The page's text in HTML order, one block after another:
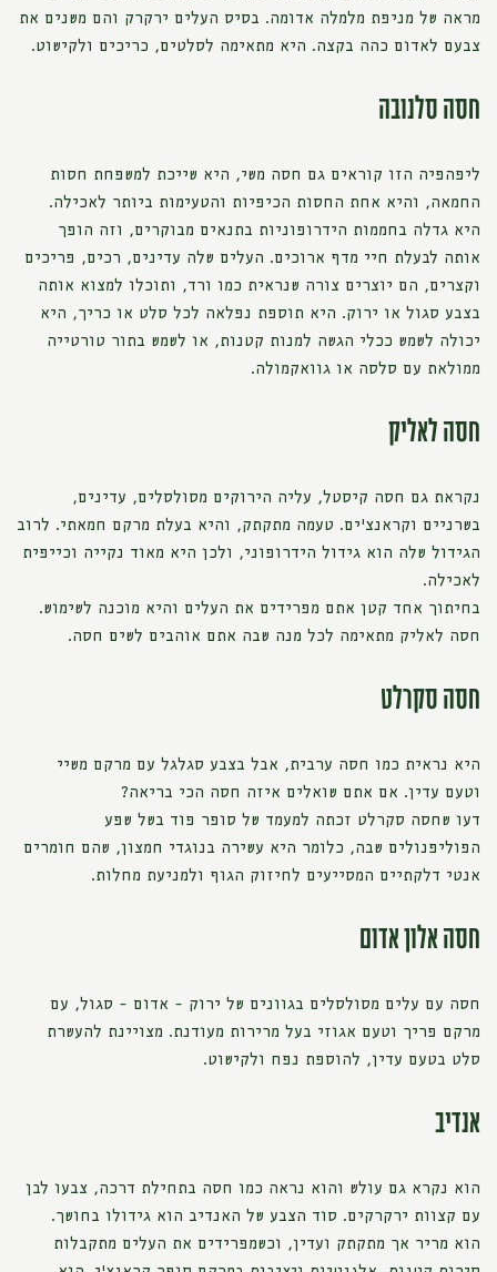
מראה של מניפת מלמלה אדומה. בסיס העלים ירקרק והם משנים את
צבעם לאדום כהה בקצה. היא מתאימה לסלטים, כריכים ולקישוט.
חסה סלנובה
ליפהפיה הזו קוראים גם חסה משי, היא שייכת למשפחת חסות
החמאה, והיא אחת החסות הכיפיות והטעימות ביותר לאכילה.
היא גדלה בחממות הידרופוניות בתנאים מבוקרים, וזה הופך
אותה לבעלת חיי מדף ארוכים. העלים שלה עדינים, רכים, פריכים
וקצרים, הם יוצרים צורה שנראית כמו ורד, ותוכלו למצוא אותה
בצבע סגול או ירוק. היא תוספת נפלאה לכל סלט או כריך, היא
יכולה לשמש ככלי הגשה למנות קטנות, או לשמש בתור טורטייה
ממולאת עם סלסה או גוואקמולה.
חסה לאליק
נקראת גם חסה קיסטל, עליה הירוקים מסולסלים, עדינים,
בשרניים וקראנצ'ים. טעמה מתקתק, והיא בעלת מרקם חמאתי. לרוב
הגידול שלה הוא גידול הידרופוני, ולכן היא מאוד נקייה וכייפית
לאכילה.
בחיתוך אחד קטן אתם מפרידים את העלים והיא מוכנה לשימוש.
חסה לאליק מתאימה לכל מנה שבה אתם אוהבים לשים חסה.
חסה סקרלט
היא נראית כמו חסה ערבית, אבל בצבע סגלגל עם מרקם משיי
וטעם עדין. אם אתם שואלים איזה חסה הכי בריאה?
דעו שחסה סקרלט זכתה למעמד של סופר פוד בשל שפע
הפוליפנולים שבה, כלומר היא עשירה בנוגדי חמצון, שהם חומרים
אנטי דלקתיים המסייעים לחיזוק הגוף ולמניעת מחלות.
חסה אלון אדום
חסה עם עלים מסולסלים בגוונים של ירוק - אדום - סגול, עם
מרקם פריך וטעם אגוזי בעל מרירות מעודנת. מצויינת להעשרת
סלט בטעם עדין, להוספת נפח ולקישוט.
אנדיב
הוא נקרא גם עולש והוא נראה כמו חסה בתחילת דרכה, צבעו לבן
עם קצוות ירקרקים. סוד הצבע של האנדיב הוא גידולו בחושך.
הוא מריר אך מתקתק ועדין, וכשמפרידים את העלים מתקבלות